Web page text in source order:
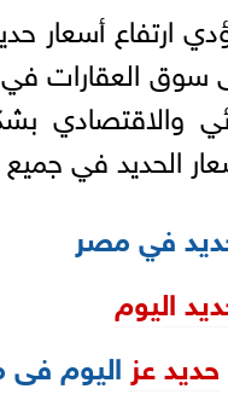
ارتفاع أسعار
سوق العقارات
والاقتصادي
الحديد في
في مصر
اليوم
حديد عز اليوم